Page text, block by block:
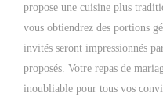
propose une cuisine plus
vous obtiendrez des portions
invités seront impressionnés
proposés. Votre repas de
inoubliable pour tous vos